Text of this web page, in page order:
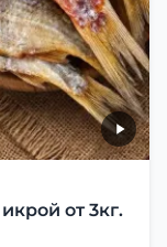
от 3кг.